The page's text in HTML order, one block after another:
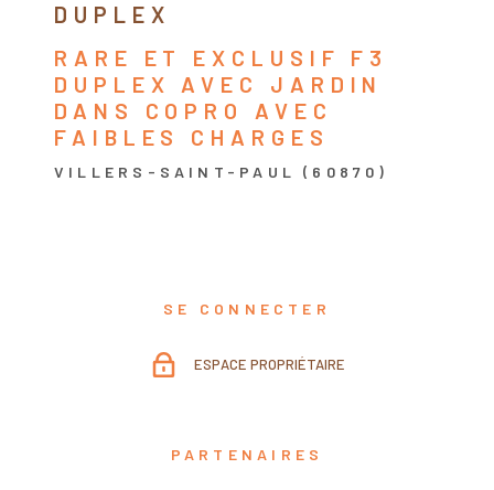
DUPLEX
RARE ET EXCLUSIF F3
DUPLEX AVEC JARDIN
DANS COPRO AVEC
FAIBLES CHARGES
VILLERS-SAINT-PAUL (60870)
SE CONNECTER
ESPACE PROPRIÉTAIRE
PARTENAIRES